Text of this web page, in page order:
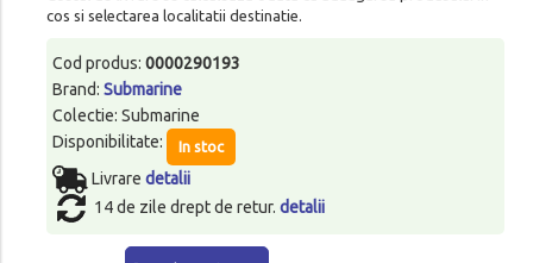
cos si selectarea localitatii destinatie.
Cod produs: 0000290193
Brand: Submarine
Colectie: Submarine
Disponibilitate:
In stoc
Livrare detalii
14 de zile drept de retur. detalii